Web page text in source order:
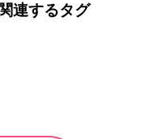
連するタグ